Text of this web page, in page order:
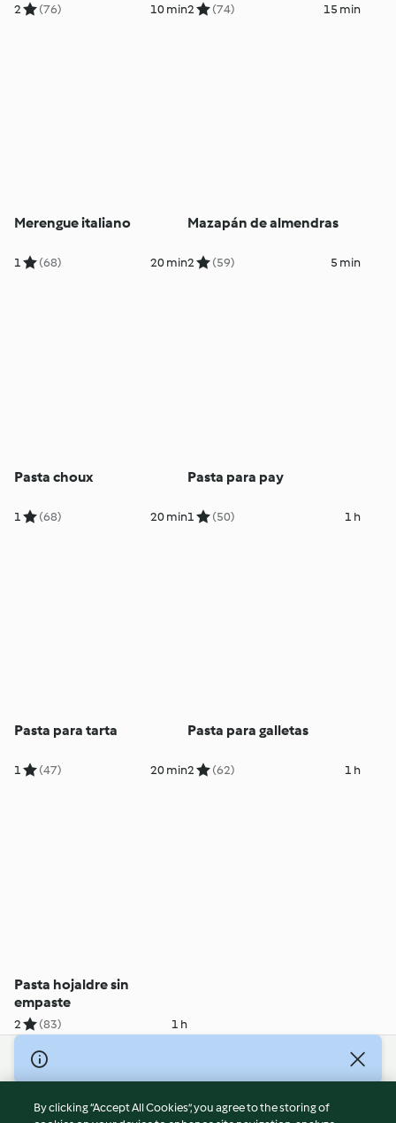
2 (76) 10 min2 (74) 15 min
Merengue italiano
1 (68) 20 min
Mazapán de almendras
2 (59) 5 min
Pasta choux
1 (68) 20 min
Pasta para pay
1 (50) 1 h
Pasta para tarta
1 (47) 20 min
Pasta para galletas
2 (62) 1 h
Pasta hojaldre sin
empaste
2 (83) 1 h
© Copyright 2026
Terms of Service
By clicking “Accept All Cookies”, you agree to the storing of